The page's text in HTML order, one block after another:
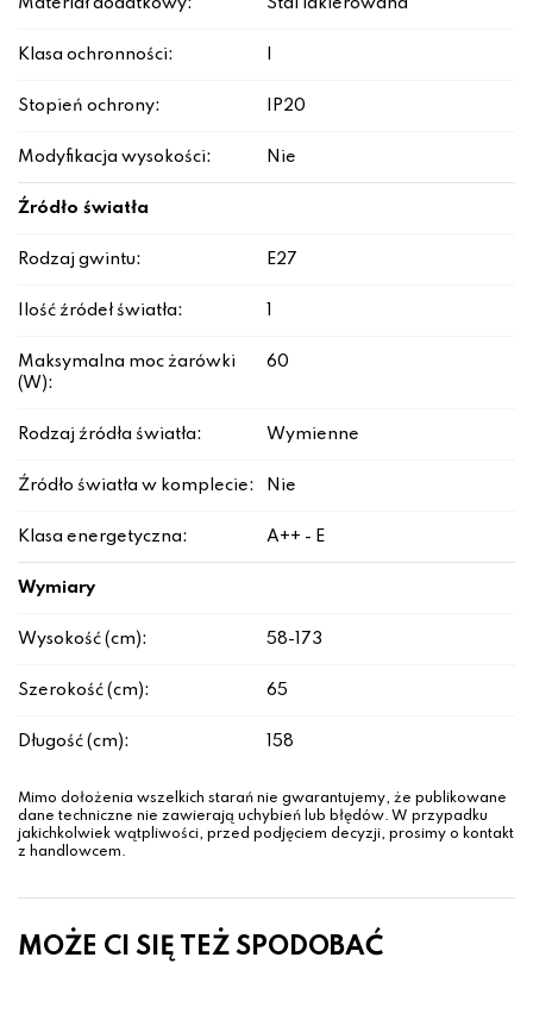
Materiał dodatkowy: Stal lakierowana
Klasa ochronności:
Stopień ochrony: IP20
Modyfikacja wysokości: Nie
Źródło światła
Rodzaj gwintu: E27
Ilość źródeł światła:
Maksymalna moc żarówki
(W):
60
Rodzaj źródła światła: Wymienne
Źródło światła w komplecie: Nie
Klasa energetyczna: A++ - E
Wymiary
Wysokość (cm): 58-173
Szerokość (cm): 65
Długość (cm): 158
Mimo dołożenia wszelkich starań nie gwarantujemy, że publikowane
dane techniczne nie zawierają uchybień lub błędów. W przypadku
jakichkolwiek wątpliwości, przed podjęciem decyzji, prosimy o kontakt
z handlowcem.
MOŻE CI SIĘ TEŻ SPODOBAĆ